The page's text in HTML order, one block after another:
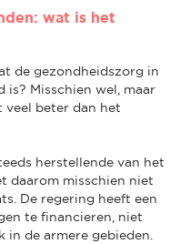
wat is het
de gezondheidszorg in
is? Misschien wel, maar
veel beter dan het
herstellende van het
daarom misschien niet
De regering heeft een
te financieren, niet
de armere gebieden.